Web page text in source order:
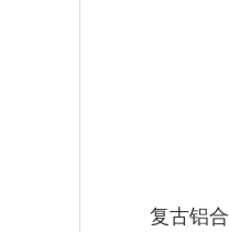
复古铝